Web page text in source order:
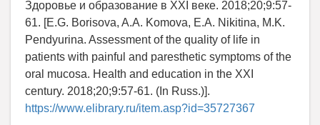
Здоровье и образование в XXI веке. 2018;20;9:57-
61. [E.G. Borisova, A.A. Komova, E.A. Nikitina, M.K.
Pendyurina. Assessment of the quality of life in
patients with painful and paresthetic symptoms of the
oral mucosa. Health and education in the XXI
century. 2018;20;9:57-61. (In Russ.)].
https://www.elibrary.ru/item.asp?id=35727367